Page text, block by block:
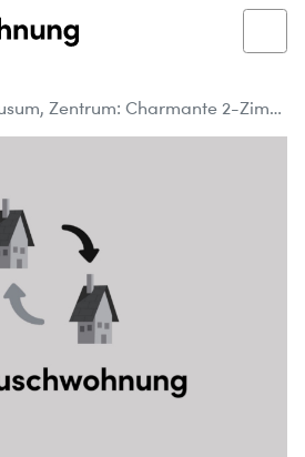
Husum, Zentrum: Charmante 2-Zimmer-Wohnung